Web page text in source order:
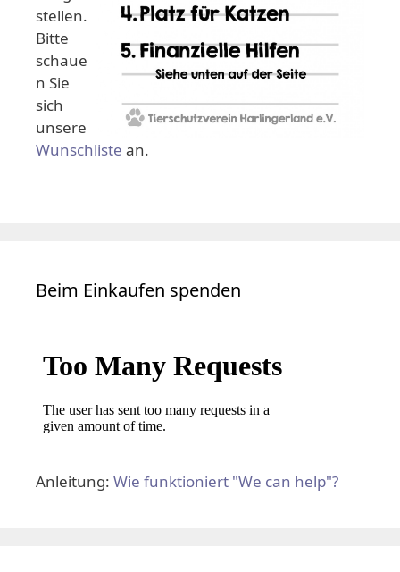
stellen.
Bitte
schaue
n Sie
sich
unsere
Wunschliste an.
Beim Einkaufen spenden
Anleitung: Wie funktioniert "We can help"?